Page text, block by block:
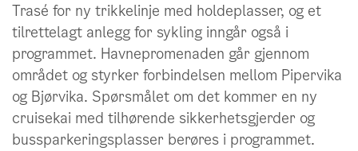
Trasé for ny trikkelinje med holdeplasser, og et
tilrettelagt anlegg for sykling inngår også i
programmet. Havnepromenaden går gjennom
området og styrker forbindelsen mellom Pipervika
og Bjørvika. Spørsmålet om det kommer en ny
cruisekai med tilhørende sikkerhetsgjerder og
bussparkeringsplasser berøres i programmet.